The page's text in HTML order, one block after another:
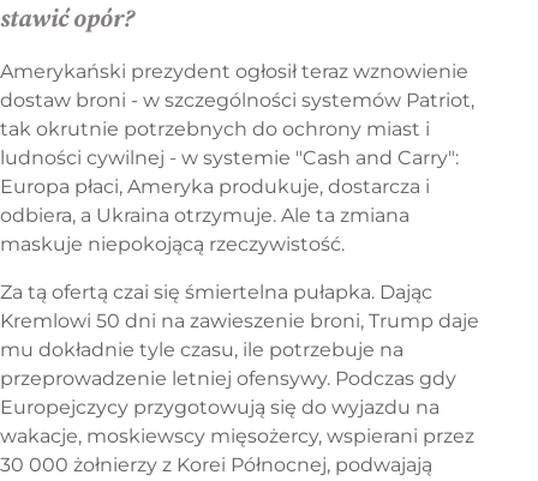
stawić opór?
Amerykański prezydent ogłosił teraz wznowienie
dostaw broni - w szczególności systemów Patriot,
tak okrutnie potrzebnych do ochrony miast i
ludności cywilnej - w systemie "Cash and Carry":
Europa płaci, Ameryka produkuje, dostarcza i
odbiera, a Ukraina otrzymuje. Ale ta zmiana
maskuje niepokojącą rzeczywistość.
Za tą ofertą czai się śmiertelna pułapka. Dając
Kremlowi 50 dni na zawieszenie broni, Trump daje
mu dokładnie tyle czasu, ile potrzebuje na
przeprowadzenie letniej ofensywy. Podczas gdy
Europejczycy przygotowują się do wyjazdu na
wakacje, moskiewscy mięsożercy, wspierani przez
30 000 żołnierzy z Korei Północnej, podwajają